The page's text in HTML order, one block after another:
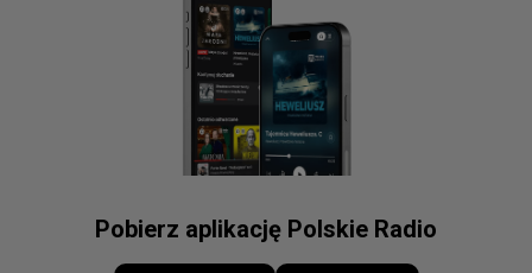
Pobierz aplikację Polskie Radio